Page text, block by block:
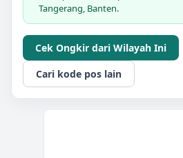
Tangerang, Banten.
Cek Ongkir dari Wilayah Ini
Cari kode pos lain